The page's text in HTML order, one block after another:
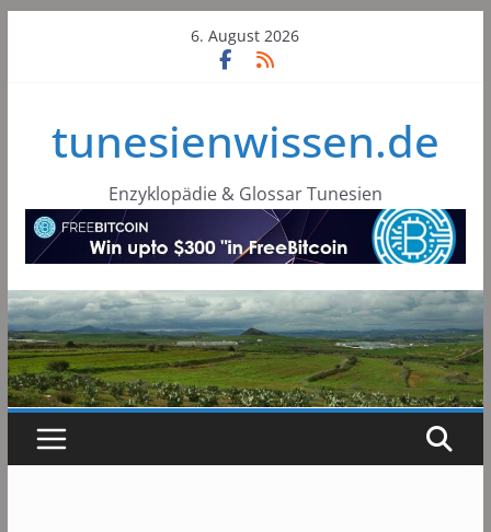
6. August 2026
tunesienwissen.de
Enzyklopädie & Glossar Tunesien